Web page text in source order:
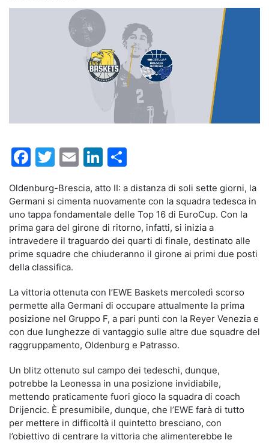
Facebook
Twitter
EmailLinkedIn
Oldenburg-Brescia, atto II: a distanza di soli sette giorni, la
Germani si cimenta nuovamente con la squadra tedesca in
uno tappa fondamentale delle Top 16 di EuroCup. Con la
prima gara del girone di ritorno, infatti, si inizia a
intravedere il traguardo dei quarti di finale, destinato alle
prime squadre che chiuderanno il girone ai primi due posti
della classifica.
La vittoria ottenuta con l’EWE Baskets mercoledì scorso
permette alla Germani di occupare attualmente la prima
posizione nel Gruppo F, a pari punti con la Reyer Venezia e
con due lunghezze di vantaggio sulle altre due squadre del
raggruppamento, Oldenburg e Patrasso.
Un blitz ottenuto sul campo dei tedeschi, dunque,
potrebbe la Leonessa in una posizione invidiabile,
mettendo praticamente fuori gioco la squadra di coach
Drijencic. È presumibile, dunque, che l’EWE farà di tutto
per mettere in difficoltà il quintetto bresciano, con
l’obiettivo di centrare la vittoria che alimenterebbe le